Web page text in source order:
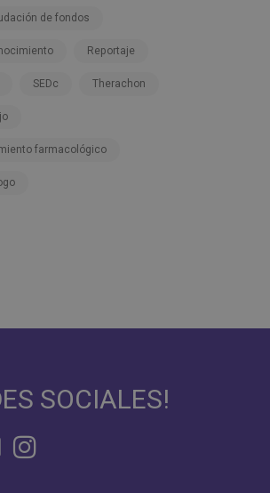
de fondos
Reportaje
SEDc Therachon
farmacológico
SOCIALES!